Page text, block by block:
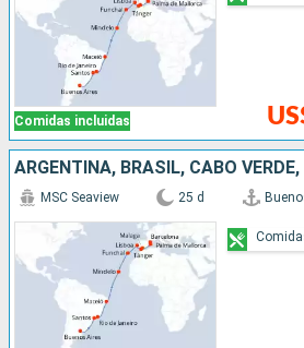
Comidas incluidas
MSC Seaview 25 d